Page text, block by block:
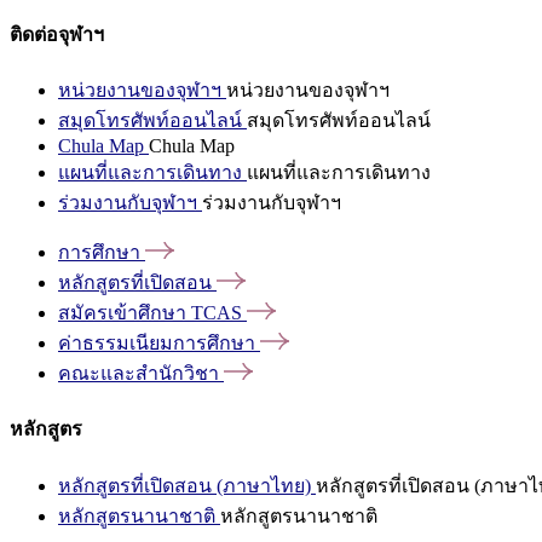
ติดต่อจุฬาฯ
หน่วยงานของจุฬาฯ หน่วยงานของจุฬาฯ
สมุดโทรศัพท์ออนไลน์ สมุดโทรศัพท์ออนไลน์
Chula Map Chula Map
แผนที่และการเดินทาง แผนที่และการเดินทาง
ร่วมงานกับจุฬาฯ ร่วมงานกับจุฬาฯ
การศึกษา
หลักสูตรที่เปิดสอน
สมัครเข้าศึกษา TCAS
ค่าธรรมเนียมการศึกษา
คณะและสำนักวิชา
หลักสูตร
หลักสูตรที่เปิดสอน (ภาษาไทย) หลักสูตรที่เปิดสอน (ภาษาไ
หลักสูตรนานาชาติ หลักสูตรนานาชาติ